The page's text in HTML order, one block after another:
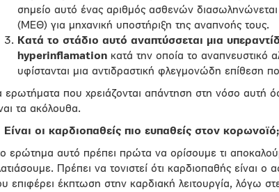
σημείο αυτό ένας αριθμός ασθενών
(ΜΕΘ) για μηχανική υποστήριξη της αναπνοής τους.
Κατά το στάδιο αυτό αναπτύσσεται μια
hyperinflamation κατά την οποία το αναπνευστικό
υφίστανται μια αντιδραστική φλεγμονώδη επίθεση
ερωτήματα που χρειάζονται απάντηση στη νόσο αυτή
τα ακόλουθα.
οι καρδιοπαθείς πιο ευπαθείς στον κορωνοϊό;
ερώτημα αυτό πρέπει πρώτα να ορίσουμε τι
Πρέπει να τονιστεί ότι καρδιοπαθής είναι
επιφέρει έκπτωση στην καρδιακή λειτουργία, λόγω